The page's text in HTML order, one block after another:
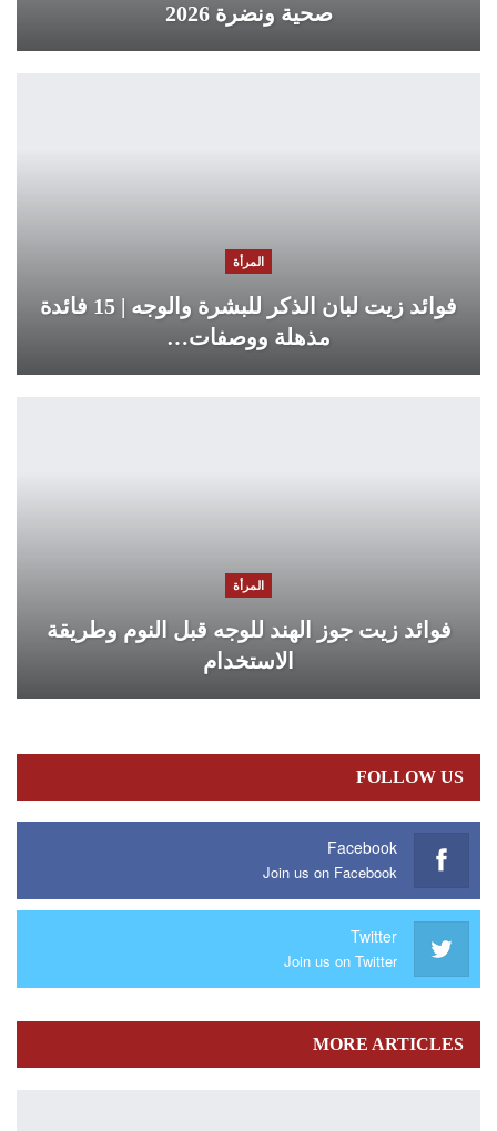
صحية ونضرة 2026
المرأة
فوائد زيت لبان الذكر للبشرة والوجه | 15 فائدة
مذهلة ووصفات…
المرأة
فوائد زيت جوز الهند للوجه قبل النوم وطريقة
الاستخدام
FOLLOW US
Facebook
Join us on Facebook
Twitter
Join us on Twitter
MORE ARTICLES